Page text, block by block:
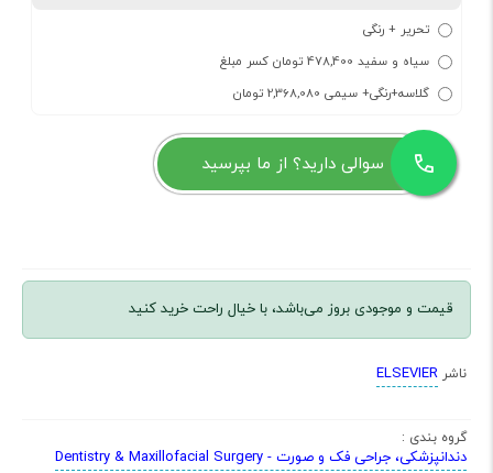
تحریر + رنگی
سیاه و سفید 478,400 تومان کسر مبلغ
گلاسه+رنگی+ سیمی 2,368,080 تومان
سوالی دارید؟ از ما بپرسید
قیمت و موجودی بروز می‌باشد، با خیال راحت خرید کنید
ناشر ELSEVIER
گروه بندی :
دندانپزشکی، جراحی فک و صورت - Dentistry & Maxillofacial Surgery